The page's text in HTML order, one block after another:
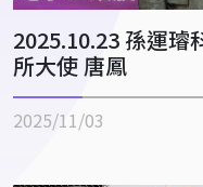
2025.10.23 孫運璿
所大使 唐鳳
2025/11/03